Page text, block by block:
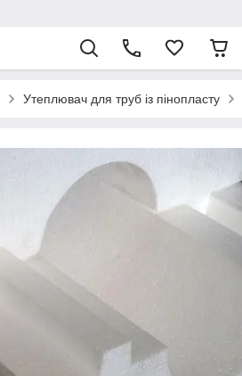
Утеплювач для труб із пінопласту